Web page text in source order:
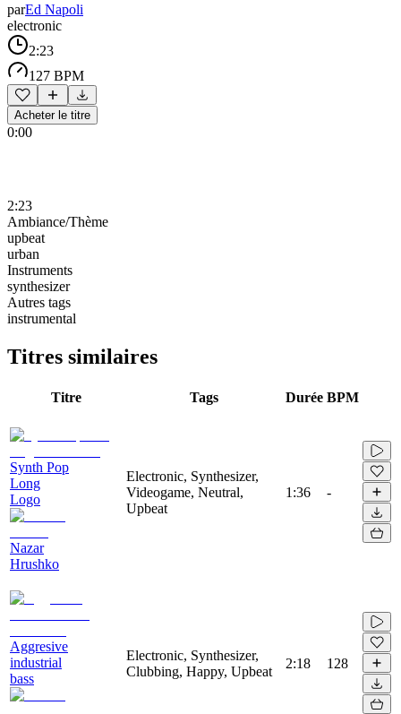
parEd Napoli
electronic
2:23
127 BPM
Acheter le titre
0:00
2:23
Ambiance/Thème
upbeat
urban
Instruments
synthesizer
Autres tags
instrumental
Titres similaires
Titre Tags Durée BPM
Synth Pop
Long
Logo
Nazar
Hrushko
Electronic, Synthesizer,
Videogame, Neutral,
Upbeat
1:36 -
Aggresive
industrial
bass
Electronic, Synthesizer,
Clubbing, Happy, Upbeat
2:18 128